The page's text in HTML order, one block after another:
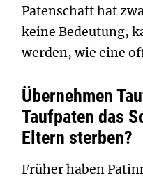
Patenschaft hat
keine Bedeutung,
werden, wie eine
Übernehmen
Taufpaten das
Eltern sterben?
Früher haben